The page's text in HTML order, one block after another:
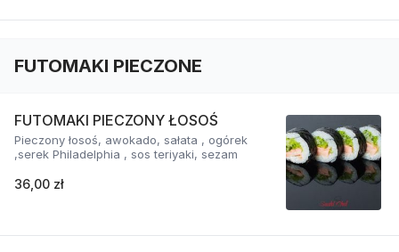
FUTOMAKI PIECZONE
FUTOMAKI PIECZONY ŁOSOŚ
Pieczony łosoś, awokado, sałata , ogórek
,serek Philadelphia , sos teriyaki, sezam
36,00 zł